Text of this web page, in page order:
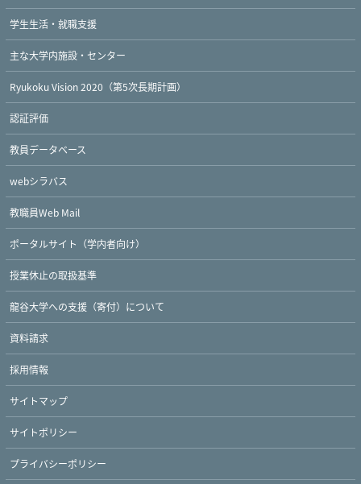
学生生活・就職支援
主な大学内施設・センター
Ryukoku Vision 2020（第5次長期計画）
認証評価
教員データベース
webシラバス
教職員Web Mail
ポータルサイト（学内者向け）
授業休止の取扱基準
龍谷大学への支援（寄付）について
資料請求
採用情報
サイトマップ
サイトポリシー
プライバシーポリシー